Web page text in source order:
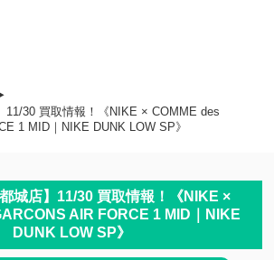
11/30 買取情報！《NIKE × COMME des
1 MID｜NIKE DUNK LOW SP》
都城店】11/30 買取情報！《NIKE ×
AIR FORCE 1 MID｜NIKE
DUNK LOW SP》